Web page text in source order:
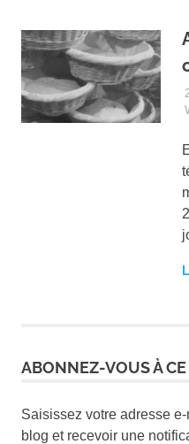
ABONNEZ-VOUS À
Saisissez votre adresse
blog et recevoir une